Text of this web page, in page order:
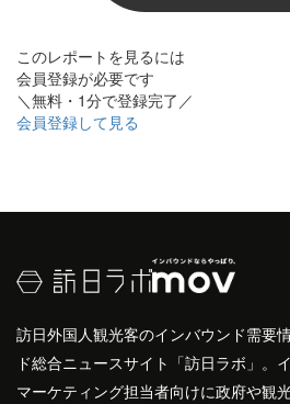
このレポートを見るには
会員登録が必要です
＼無料・1分で登録完了／
会員登録して見る
訪日外国人観光客のインバウンド需要
ド総合ニュースサイト「訪日ラボ」。
マーケティング担当者向けに政府や観